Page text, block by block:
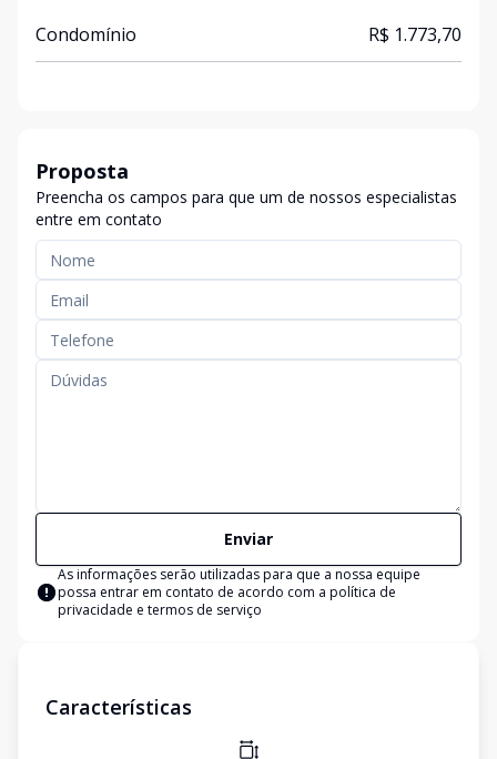
Condomínio R$ 1.773,70
Proposta
Preencha os campos para que um de nossos especialistas
entre em contato
Enviar
As informações serão utilizadas para que a nossa equipe
possa entrar em contato de acordo com a política de
privacidade e termos de serviço
Características